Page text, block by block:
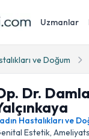
Uzmanlar
ve Doğum
Dr.
Hastalıkları ve
Estetik,